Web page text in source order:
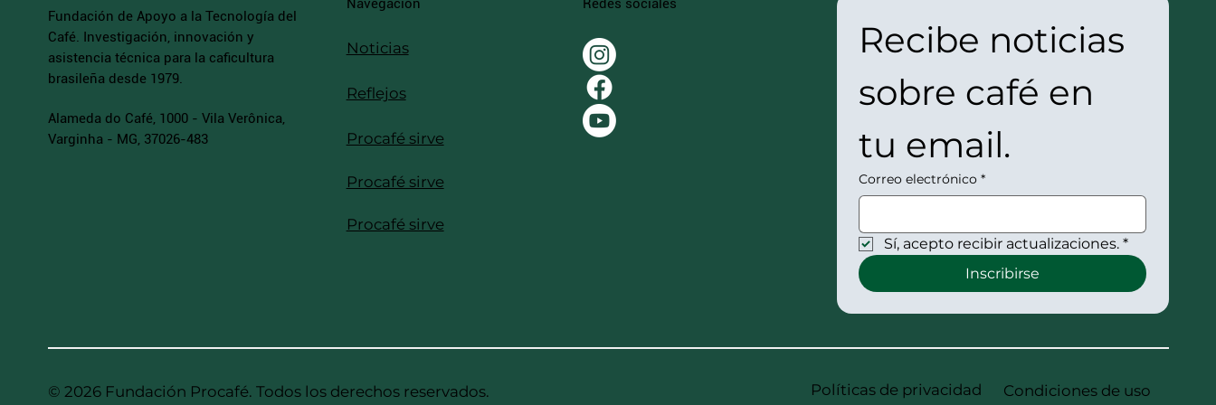
Fundación de Apoyo a la Tecnología del
Café. Investigación, innovación y
asistencia técnica para la caficultura
brasileña desde 1979.
Alameda do Café, 1000 - Vila Verônica,
Varginha - MG, 37026-483
Navegación
Noticias
Reflejos
Procafé sirve
Procafé sirve
Procafé sirve
Redes sociales
Recibe noticias
sobre café en
tu email.
Correo electrónico *
Sí, acepto recibir actualizaciones. *
Inscribirse
© 2026 Fundación Procafé. Todos los derechos reservados. Políticas de privacidad Condiciones de uso